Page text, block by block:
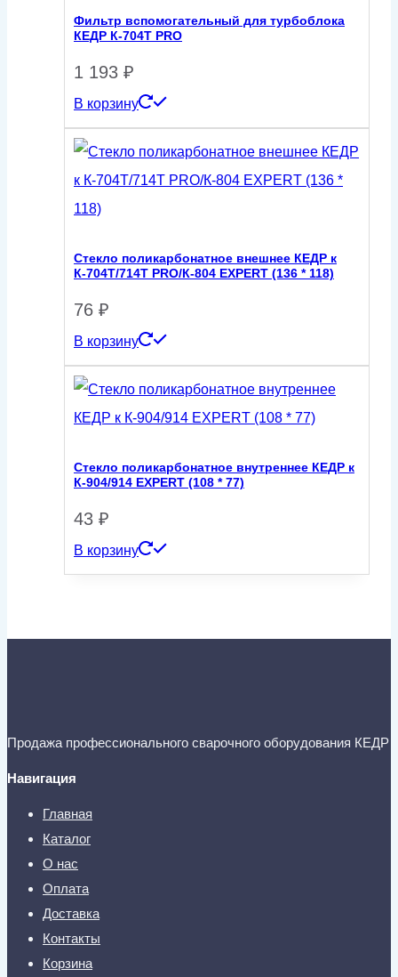
Фильтр вспомогательный для турбоблока
КЕДР К-704Т PRO
1 193 ₽
В корзину
Стекло поликарбонатное внешнее КЕДР к
К-704Т/714Т PRO/К-804 EXPERT (136 * 118)
76 ₽
В корзину
Стекло поликарбонатное внутреннее КЕДР к
К-904/914 EXPERT (108 * 77)
43 ₽
В корзину
Продажа профессионального сварочного оборудования КЕДР
Навигация
Главная
Каталог
О нас
Оплата
Доставка
Контакты
Корзина